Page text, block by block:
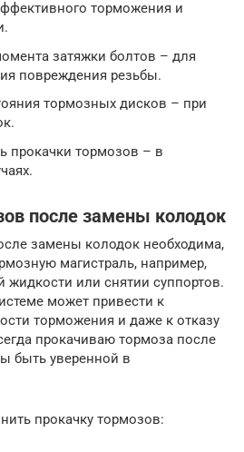
торможения и
затяжки болтов – для
повреждения резьбы.
тормозных дисков – при
прокачки тормозов – в
после замены колодок
замены колодок необходима,
магистраль, например,
жидкости или снятии суппортов.
может привести к
торможения и даже к отказу
прокачиваю тормоза после
быть уверенной в
прокачку тормозов: